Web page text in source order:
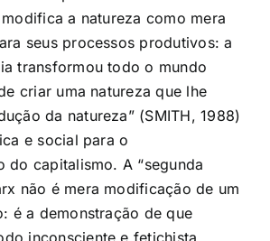
a natureza como mera
seus processos produtivos: a
transformou todo o mundo
criar uma natureza que lhe
da natureza” (SMITH, 1988)
e social para o
do capitalismo. A “segunda
não é mera modificação de um
é a demonstração de que
inconsciente e fetichista,